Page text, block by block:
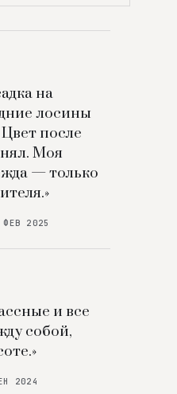
на
лосины
после
Моя
— только
2025
и все
собой,
2024